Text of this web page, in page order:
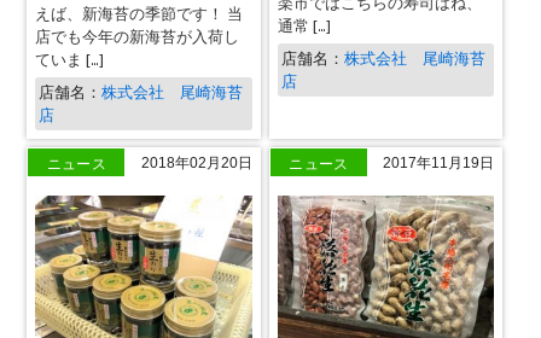
えば、新海苔の季節です！ 当
店でも今年の新海苔が入荷し
ていま […]
店舗名：株式会社 尾崎海苔
店
通常 […]
店舗名： 株式会社 尾崎海苔
店
ニュース 2018年02月20日 ニュース 2017年11月19日